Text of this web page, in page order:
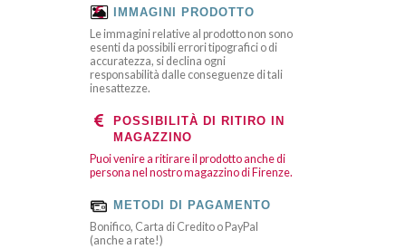
IMMAGINI PRODOTTO
Le immagini relative al prodotto non sono
esenti da possibili errori tipografici o di
accuratezza, si declina ogni
responsabilità dalle conseguenze di tali
inesattezze.
POSSIBILITÀ DI RITIRO IN
MAGAZZINO
Puoi venire a ritirare il prodotto anche di
persona nel nostro magazzino di Firenze.
METODI DI PAGAMENTO
Bonifico, Carta di Credito o PayPal
(anche a rate!)